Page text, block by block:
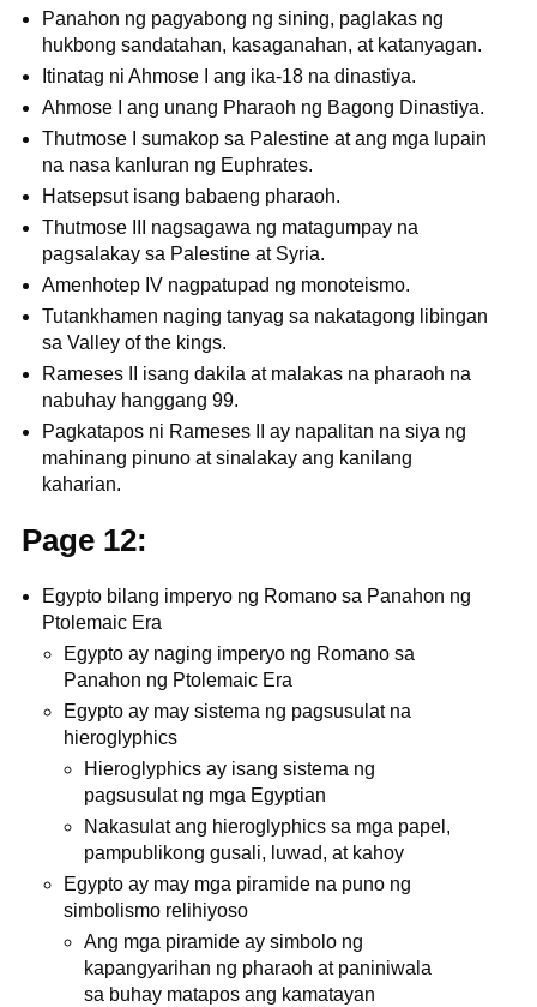
Panahon ng pagyabong ng sining, paglakas ng
hukbong sandatahan, kasaganahan, at katanyagan.
Itinatag ni Ahmose I ang ika-18 na dinastiya.
Ahmose I ang unang Pharaoh ng Bagong Dinastiya.
Thutmose I sumakop sa Palestine at ang mga lupain
na nasa kanluran ng Euphrates.
Hatsepsut isang babaeng pharaoh.
Thutmose III nagsagawa ng matagumpay na
pagsalakay sa Palestine at Syria.
Amenhotep IV nagpatupad ng monoteismo.
Tutankhamen naging tanyag sa nakatagong libingan
sa Valley of the kings.
Rameses II isang dakila at malakas na pharaoh na
nabuhay hanggang 99.
Pagkatapos ni Rameses II ay napalitan na siya ng
mahinang pinuno at sinalakay ang kanilang
kaharian.
Page 12:
Egypto bilang imperyo ng Romano sa Panahon ng
Ptolemaic Era
Egypto ay naging imperyo ng Romano sa
Panahon ng Ptolemaic Era
Egypto ay may sistema ng pagsusulat na
hieroglyphics
Hieroglyphics ay isang sistema ng
pagsusulat ng mga Egyptian
Nakasulat ang hieroglyphics sa mga papel,
pampublikong gusali, luwad, at kahoy
Egypto ay may mga piramide na puno ng
simbolismo relihiyoso
Ang mga piramide ay simbolo ng
kapangyarihan ng pharaoh at paniniwala
sa buhay matapos ang kamatayan